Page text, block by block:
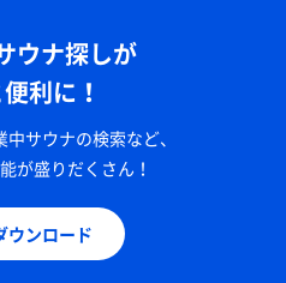
ウナ探しが
利に！
サウナの検索など、
が盛りだくさん！
ウンロード